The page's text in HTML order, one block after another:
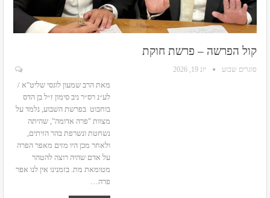
קול הפרשה – פרשת חוקת
סוגרים שבוע יונ 19, 2026
מאת הרב שמעון לוגסי שליט"א /
לע״נ רס״ר ניב סימון ז״ל בן הדס
בוחבוט בפרשת השבוע, נלמד על
מצוות "פרה אדומה", שהיתה
נשחטת ונשרפת בהר הזיתים,
ולאחר מכן היו מזים מאפר הפרה
על אדם שהיה רוצה להטהר
מטומאת מת. בזמנינו אין לנו אפר
פרה